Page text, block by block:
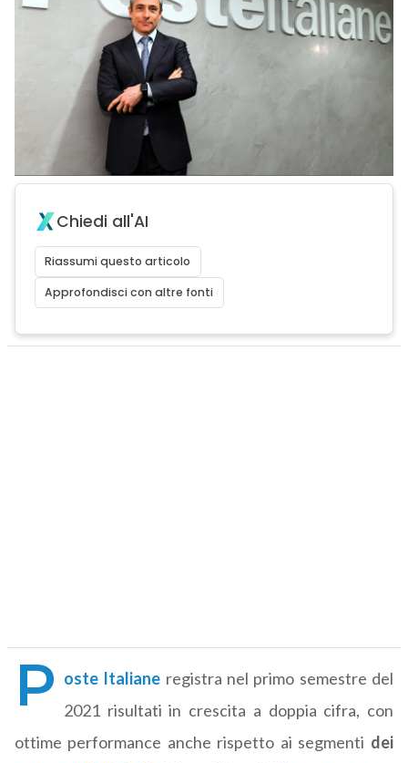
Chiedi all'AI
Riassumi questo articolo
Approfondisci con altre fonti
P oste Italiane registra nel primo semestre del
2021 risultati in crescita a doppia cifra, con
ottime performance anche rispetto ai segmenti dei